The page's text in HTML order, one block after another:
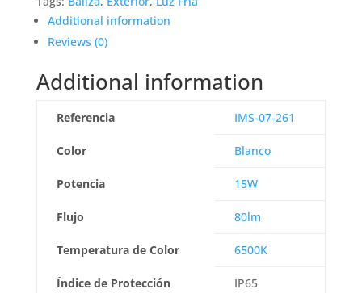
Additional information
Reviews (0)
Additional information
Referencia IMS-07-261
Color Blanco
Potencia 15W
Flujo 80lm
Temperatura de Color 6500K
Índice de Protección IP65